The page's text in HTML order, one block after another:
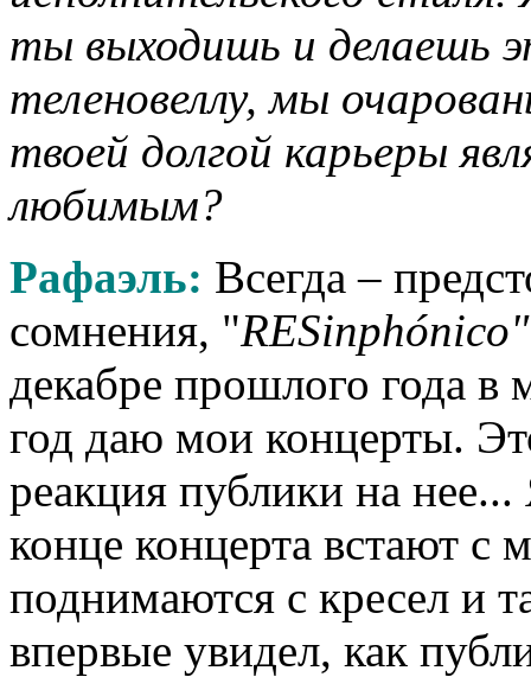
ты выходишь и делаешь
теленовеллу, мы
твоей долгой карьеры
любимым?
Рафаэль: Всегда –
сомнения, "RESinphónico"
декабре прошлого года в
год даю мои концерты.
реакция публики на
конце концерта встают с
поднимаются с кресел и
впервые увидел, как